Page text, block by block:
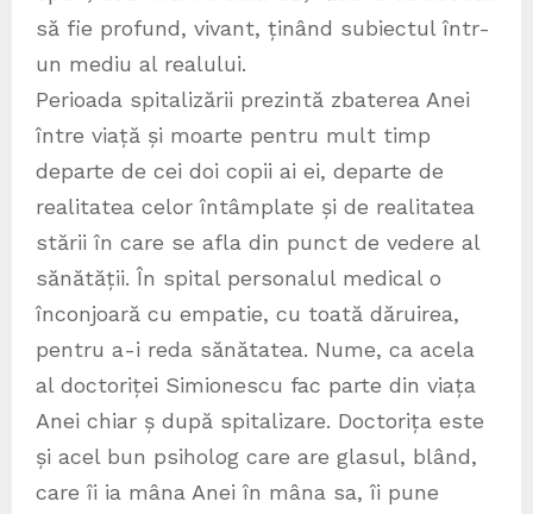
să fie profund, vivant, ținând subiectul într-
un mediu al realului.
Perioada spitalizării prezintă zbaterea Anei
între viață și moarte pentru mult timp
departe de cei doi copii ai ei, departe de
realitatea celor întâmplate și de realitatea
stării în care se afla din punct de vedere al
sănătății. În spital personalul medical o
înconjoară cu empatie, cu toată dăruirea,
pentru a-i reda sănătatea. Nume, ca acela
al doctoriței Simionescu fac parte din viața
Anei chiar ș după spitalizare. Doctorița este
și acel bun psiholog care are glasul, blând,
care îi ia mâna Anei în mâna sa, îi pune